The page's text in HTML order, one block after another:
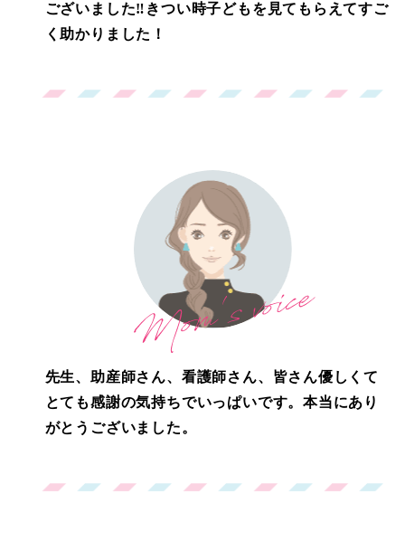
ございました‼きつい時子どもを見てもらえてすご
く助かりました！
先生、助産師さん、看護師さん、皆さん優しくて
とても感謝の気持ちでいっぱいです。本当にあり
がとうございました。